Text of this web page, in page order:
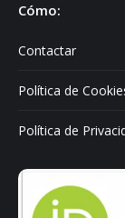
Cómo:
Contactar
Política de
Política de